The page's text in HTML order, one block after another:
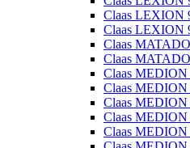
Claas LEXION
Claas LEXION
Claas
Claas
Claas MEDION
Claas MEDION
Claas MEDION
Claas MEDION
Claas MEDION